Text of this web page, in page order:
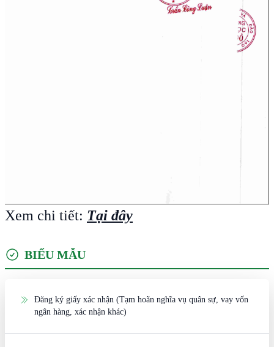
Xem chi tiết: Tại đây
BIỂU MẪU
Đăng ký giấy xác nhận (Tạm hoãn nghĩa vụ quân sự, vay vốn
ngân hàng, xác nhận khác)